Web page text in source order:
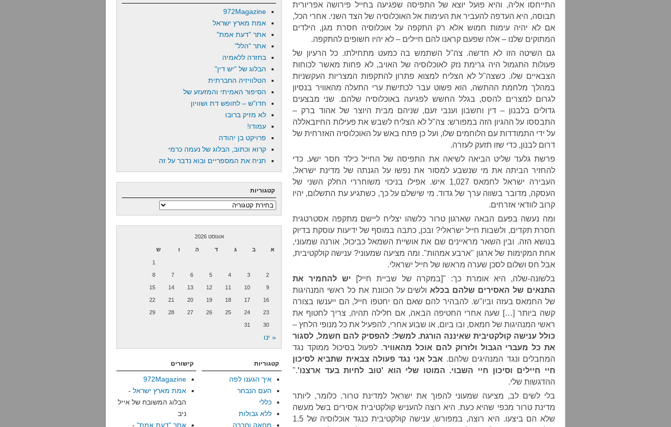
התייחסו אליה, והיא פועל יוצא של התפיסה שפגיעה בחייל פירושה אפריורית
תבוסה, היא העדפה להעביר את העימות אל האוכלוסיה של הצד השני. אחרי הכל,
אם לא יהיה עימות חמוש אלא רק התקפה על אוכלוסיה חסרת מגן, הילדים
המתוקים שלנו – אלה שפעם קראנו להם חיילים – לא יהיו חשופים להתקפה.
גם השיטה הזו לא חדשה. צה"ל השתמש בה כמעט מתחילתו. כל הרעיון של
פעולות התגמול היה גרימת נזק לאוכלוסיה של האויב, לא פחות מאשר לכוחות
הצבאיים שלו. כשצה"ל לא הצליח למצוא פתרון להתקפות המצריות העקשניות
במהלך מלחמת ההתשה, הוא פשוט עבר לכתישת ערי התעלה מהאוויר בנסיון
לגרום למצרים להסס, בגלל החשש לפגיעה באוכלוסיה שלהם. שני מבצעים
גדולים בלבנון – דין וחשבון וענבי זעם, שניהם מבית היוצר של אהוד ברק –
התבססו על ההגיון הזה במפורש: צה"ל לא הצליח לשבש את פעילות החיזבאללה
על ידי התמודדות עם הלוחמים שלו, ועל כן פתח באש על האוכלוסיה האזרחית של
דרום לבנון, כדי שזו תזעק לעזרה.
פרשת גלעד שליט הביאה לשיאה את התפיסה של החייל כילד חסר ישע. כדי
להחזיר הביתה את מי שנשבע למסור את נפשו על הגנתה של מדינת ישראל,
העבירה ישראל לחמאס 1,027 איש. אפילו בניכוי משוחררי החלק השני של
העסקה, מדובר בשווה ערך של גדוד. מי שישלם על כך, כשתגיע עת התשלום, יהיו
קרוב לוודאי אזרחים.
ומה נעשה בפעם הבאה שארגון טרור כלשהו יצליח ליישם מתקפה אסטרטגית
חסרת תקדים, ולשבות חייל ישראלי? ובכן, כתבה במוסף של ידיעות עוסקת בדיוק
בנושא הזה. ובין השאר מראיינים שם את אושיית השמאל כביכול, אורנה שמעוני,
אחת המקימות של ארגון "ארבע אמהות". ומה מציעה שמעוני? ענישה קולקטיבית,
אבל חס ושלום לסכן שערה מראשו של חייל ישראלי.
בלשונה-שלה, היא אומרת כך: "[במקרה של שביית חייל] יש להחמיר את
התנאים של האסירים שלהם בכלאולשים על הכוונת את כל ראשי המנהיגות
של החמאס בעזה וביו"ש. להבהיר להם שאם הם יחטפו חייל, הם ייענשו בצורה
קשה ביותר […] שעה אחרי החטיפה הבאה, אם חלילה תהיה, צריך לחטוף את
ראשי המנהיגות של חמאס, ובו ביום, או שבוע אחרי, להפעיל את כל מנופי הלחץ –
כולל ענישה קולקטיבית שאיננה הורגת. למשל: להפסיק להם חשמל, לסגור
את כל מעברי הגבול ולזרוק להם אוכל מהאוויר. לפעול בסיכול ממוקד נגד
המחבלים ונגד המנהיגים שלהם. אבל אני נגד פעולה צבאית שתביא לסיכון
חיי חיילים וסיכון חיי השבוי. המוטו שלי הוא 'טוב לחיות בעד ארצנו'."
ההדגשות שלי.
בלי לשים לב, מציעה שמעוני להפוך את ישראל למדינת טרור. כלומר, ליותר
מדינת טרור מכפי שהיא כעת. היא רוצה להעניש קולקטיבית אסירים בשל מעשה
שלא הם ביצעו. היא רוצה, במפורש, ענישה קולקטיבית כנגד אוכלוסיה של 1.5
972Magazine
אמת מארץ ישראל
אתר "דעת אמת"
אתר "הלל"
בחזרה ללאמיה
הבלוג של "יש דין"
הטלוויזיה החברתית
הסיפור האמיתי והמזעזע של
חדו"ש – לחופש דת ושוויון
לא מזיק ברובו
עמודו!
פרויקט בן יהודה
קרוא וכתוב, הבלוג של נעמה כרמי
תניח את המספריים ובוא נדבר על זה
קטגוריות
קטגוריות
אוגוסט 2026
א ב ג ד ה ו ש
1
2
3
4
5
6
7
8
9
10
11
12
13
14
15
16
17
18
19
20
21
22
23
24
25
26
27
28
29
30
31
« ינו
קטגוריות
איך הגענו לפה
העם הנבחר
כללי
ללא גבולות
מחאה וחברה
קישורים
972Magazine
אמת מארץ ישראל -
הבלוג המשובח של אייל
ניב
אתר "דעת אמת" -